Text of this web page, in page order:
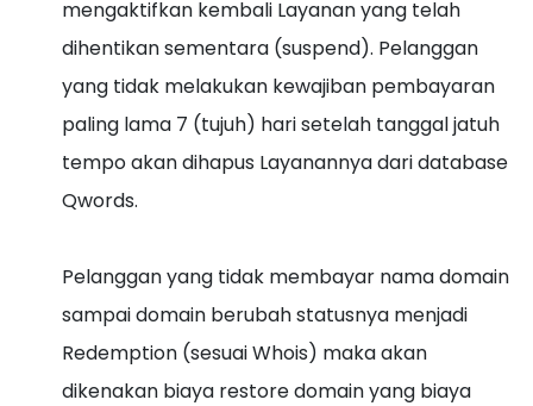
mengaktifkan kembali Layanan yang telah
dihentikan sementara (suspend). Pelanggan
yang tidak melakukan kewajiban pembayaran
paling lama 7 (tujuh) hari setelah tanggal jatuh
tempo akan dihapus Layanannya dari database
Qwords.
Pelanggan yang tidak membayar nama domain
sampai domain berubah statusnya menjadi
Redemption (sesuai Whois) maka akan
dikenakan biaya restore domain yang biaya